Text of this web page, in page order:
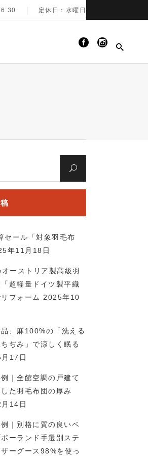
定休日：水曜日
セール「対象羽毛布
年11月18日
ーストリア製高級羽
超軽量ドイツ製平織
フォーム
2025年10
、麻100%の「洗える
ぢみ」で涼しく眠る
17日
｜全館空調の戸建て
た羽毛布団の厚み
14日
｜別格に質の良いベ
ーランド手選別ステ
ーグース98%を使っ